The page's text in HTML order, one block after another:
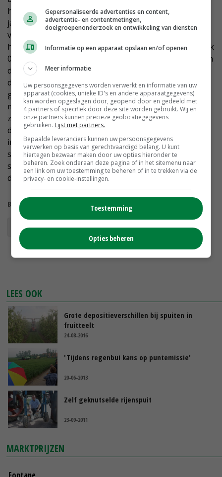
hoeveelheid water daarbij hoort. Lees het etiket; elk
jaar veranderen er dingen. Gebruik spuitdoppen bij de
voorgeschreven druk en bedenk dat die druk geldt ter
hoogte van de spuitdop. Bij de manometer mag de druk
0,2 à 0,3 bar hoger zijn. Spuit bij weersomstandigheden
die een goede werking van het middel bevorderen. Zet
de veldspuit altijd onder een dak als u hem niet
gebruikt. Doe de uitwendige reiniging op het veld (5
meter van de sloot). Een spuitlans is een goedkoop en
zeer effectief accessoire. Leg spuitroutes zo aan, dat u
de laatste slag naar voren kunt gebruiken voor
inwendige reiniging en verspuiten van de verdunde
spuitvloeistof. Op de website www.helpdeskwater.nl
staat alles over doppen, spuittechnieken en
driftreductie.
Bekijk meer over:
spuittechniek gewasbeschermingsmiddelen
LEES OOK
Grote depositieverschillen bij spuiten in
fruitteelt
24-08-2016
'Tijdens regenbui kans op puntemissie'
20-06-2013
Zelf geknutselde rijenspuit
23-09-2011
MARKTPRIJZEN
Gepersonaliseerde advertenties en content,
advertentie- en contentmetingen,
doelgroepenonderzoek en ontwikkeling van diensten
Informatie op een apparaat opslaan en/of openen
Meer informatie
Uw persoonsgegevens worden verwerkt en informatie van uw
apparaat (cookies, unieke ID's en andere apparaatgegevens)
kan worden opgeslagen door, geopend door en gedeeld met
4 partners of specifiek door deze site worden gebruikt. Wij en
onze partners kunnen precieze geolocatiegegevens
gebruiken. Lijst met partners.
Bepaalde leveranciers kunnen uw persoonsgegevens
verwerken op basis van gerechtvaardigd belang. U kunt
hiertegen bezwaar maken door uw opties hieronder te
beheren. Zoek onderaan deze pagina of in het sitemenu naar
een link om uw toestemming te beheren of in te trekken via de
privacy- en cookie-instellingen.
Toestemming
Opties beheren